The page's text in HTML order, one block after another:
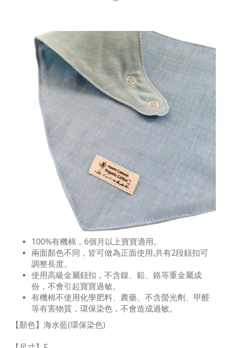
100%有機棉，6個月以上寶寶適用。
兩面顏色不同，皆可做為正面使用,共有2段鈕扣可
調整長度。
使用高級金屬鈕扣，不含鎳、鉛、鉻等重金屬成
份，不會引起寶寶過敏。
有機棉不使用化學肥料、農藥、不含螢光劑、甲醛
等有害物質，環保染色，不會造成過敏。
【顏色】海水藍(環保染色)